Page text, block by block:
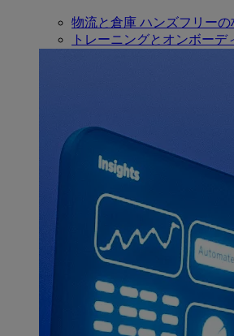
物流と倉庫 ハンズフリーの
トレーニングとオンボーデ